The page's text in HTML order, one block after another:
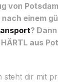
von
einem
?
aus
steht dir mit